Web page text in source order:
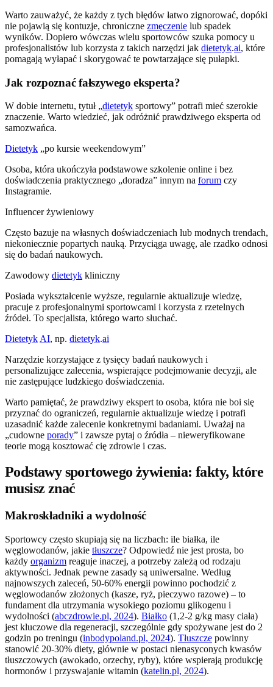
Warto zauważyć, że każdy z tych błędów łatwo zignorować, dopóki
nie pojawią się kontuzje, chroniczne zmęczenie lub spadek
wyników. Dopiero wówczas wielu sportowców szuka pomocy u
profesjonalistów lub korzysta z takich narzędzi jak dietetyk.ai, które
pomagają wyłapać i skorygować te powtarzające się pułapki.
Jak rozpoznać fałszywego eksperta?
W dobie internetu, tytuł „dietetyk sportowy” potrafi mieć szerokie
znaczenie. Warto wiedzieć, jak odróżnić prawdziwego eksperta od
samozwańca.
Dietetyk „po kursie weekendowym”
Osoba, która ukończyła podstawowe szkolenie online i bez
doświadczenia praktycznego „doradza” innym na forum czy
Instagramie.
Influencer żywieniowy
Często bazuje na własnych doświadczeniach lub modnych trendach,
niekoniecznie popartych nauką. Przyciąga uwagę, ale rzadko odnosi
się do badań naukowych.
Zawodowy dietetyk kliniczny
Posiada wykształcenie wyższe, regularnie aktualizuje wiedzę,
pracuje z profesjonalnymi sportowcami i korzysta z rzetelnych
źródeł. To specjalista, którego warto słuchać.
Dietetyk AI, np. dietetyk.ai
Narzędzie korzystające z tysięcy badań naukowych i
personalizujące zalecenia, wspierające podejmowanie decyzji, ale
nie zastępujące ludzkiego doświadczenia.
Warto pamiętać, że prawdziwy ekspert to osoba, która nie boi się
przyznać do ograniczeń, regularnie aktualizuje wiedzę i potrafi
uzasadnić każde zalecenie konkretnymi badaniami. Uważaj na
„cudowne porady” i zawsze pytaj o źródła – nieweryfikowane
teorie mogą kosztować cię zdrowie i czas.
Podstawy sportowego żywienia: fakty, które
musisz znać
Makroskładniki a wydolność
Sportowcy często skupiają się na liczbach: ile białka, ile
węglowodanów, jakie tłuszcze? Odpowiedź nie jest prosta, bo
każdy organizm reaguje inaczej, a potrzeby zależą od rodzaju
aktywności. Jednak pewne zasady są uniwersalne. Według
najnowszych zaleceń, 50-60% energii powinno pochodzić z
węglowodanów złożonych (kasze, ryż, pieczywo razowe) – to
fundament dla utrzymania wysokiego poziomu glikogenu i
wydolności (abczdrowie.pl, 2024). Białko (1,2-2 g/kg masy ciała)
jest kluczowe dla regeneracji, szczególnie gdy spożywane jest do 2
godzin po treningu (inbodypoland.pl, 2024). Tłuszcze powinny
stanowić 20-30% diety, głównie w postaci nienasyconych kwasów
tłuszczowych (awokado, orzechy, ryby), które wspierają produkcję
hormonów i przyswajanie witamin (katelin.pl, 2024).